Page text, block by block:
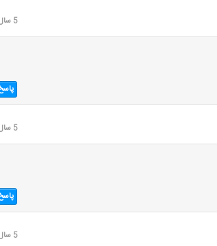
5 سال قبل
5 سال قبل
5 سال قبل